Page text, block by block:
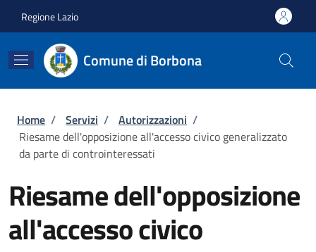
Regione Lazio
Comune di Borbona
Briciole di pane
Home / Servizi / Autorizzazioni /
Riesame dell'opposizione all'accesso civico generalizzato
da parte di controinteressati
Riesame dell'opposizione
all'accesso civico